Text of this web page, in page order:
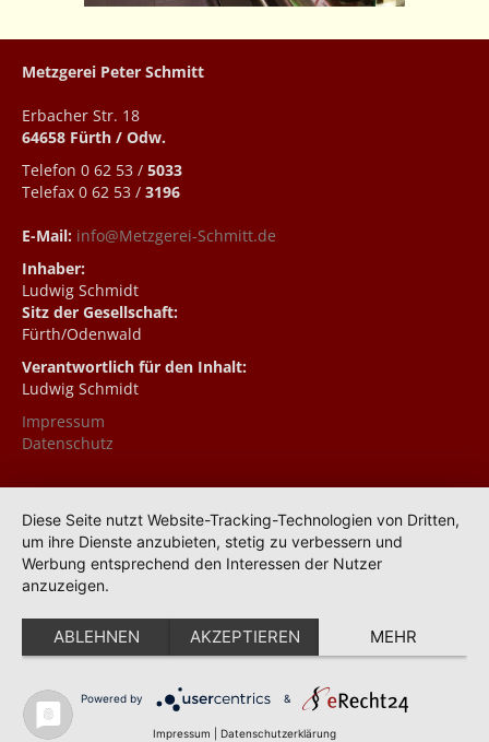
Metzgerei Peter Schmitt
Erbacher Str. 18
64658 Fürth / Odw.
Telefon 0 62 53 / 5033
Telefax 0 62 53 / 3196
E-Mail: info@Metzgerei-Schmitt.de
Inhaber:
Ludwig Schmidt
Sitz der Gesellschaft:
Fürth/Odenwald
Verantwortlich für den Inhalt:
Ludwig Schmidt
Impressum
Datenschutz
Diese Seite nutzt Website-Tracking-Technologien von Dritten,
um ihre Dienste anzubieten, stetig zu verbessern und
Werbung entsprechend den Interessen der Nutzer
anzuzeigen.
ABLEHNEN AKZEPTIEREN MEHR
Powered by &
Impressum Datenschutzerklärung